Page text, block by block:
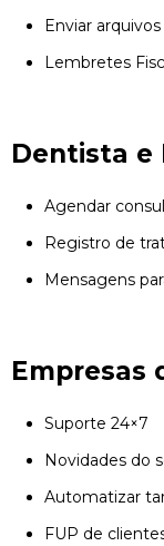
Enviar
Lembretes
Dentista e
Agendar
Registro de
Mensagens
Empresas
Suporte 24×7
Novidades do
Automatizar
FUP de